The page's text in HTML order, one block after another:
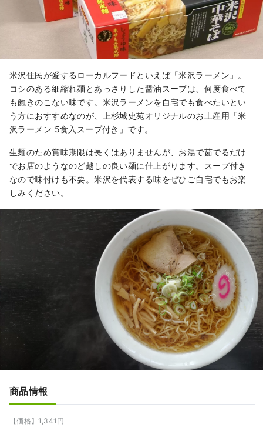
米沢住民が愛するローカルフードといえば「米沢ラーメン」。
コシのある細縮れ麺とあっさりした醤油スープは、何度食べて
も飽きのこない味です。米沢ラーメンを自宅でも食べたいとい
う方におすすめなのが、上杉城史苑オリジナルのお土産用「米
沢ラーメン 5食入スープ付き」です。
生麺のため賞味期限は長くはありませんが、お湯で茹でるだけ
でお店のようなのど越しの良い麺に仕上がります。スープ付き
なので味付けも不要。米沢を代表する味をぜひご自宅でもお楽
しみください。
商品情報
【価格】1,341円